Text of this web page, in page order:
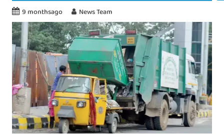
9 monthsago News Team